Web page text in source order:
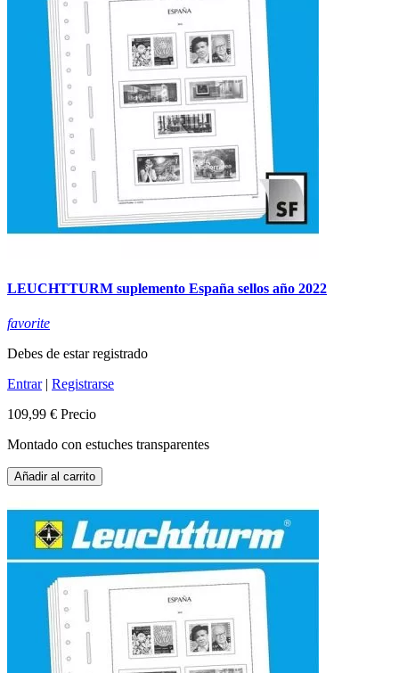
LEUCHTTURM suplemento España sellos año 2022
favorite
Debes de estar registrado
Entrar| Registrarse
109,99 € Precio
Montado con estuches transparentes
Añadir al carrito